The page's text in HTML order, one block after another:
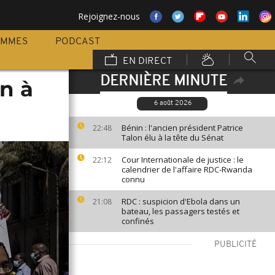
Rejoignez-nous
PODCAST
EN DIRECT
DERNIÈRE MINUTE
6 août 2026
22:48
Bénin : l'ancien président Patrice
Talon élu à la tête du Sénat
22:12
Cour Internationale de justice : le
calendrier de l'affaire RDC-Rwanda
connu
21:08
RDC : suspicion d'Ebola dans un
bateau, les passagers testés et
confinés
PUBLICITÉ
à